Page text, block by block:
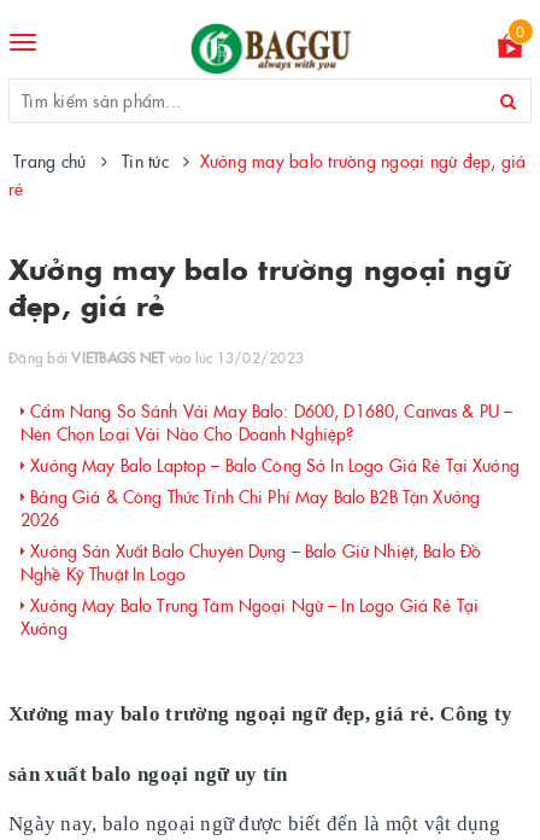
Toggle
0
Trang chủ Tin tức
Xưởng may balo trường ngoại ngữ đẹp, giá
rẻ
Xưởng may balo trường ngoại ngữ
đẹp, giá rẻ
Đăng bởiVIETBAGS NETvào lúc 13/02/2023
Cẩm Nang So Sánh Vải May Balo: D600, D1680, Canvas & PU –
Nên Chọn Loại Vải Nào Cho Doanh Nghiệp?
Xưởng May Balo Laptop – Balo Công Sở In Logo Giá Rẻ Tại Xưởng
Bảng Giá & Công Thức Tính Chi Phí May Balo B2B Tận Xưởng
2026
Xưởng Sản Xuất Balo Chuyên Dụng – Balo Giữ Nhiệt, Balo Đồ
Nghề Kỹ Thuật In Logo
Xưởng May Balo Trung Tâm Ngoại Ngữ – In Logo Giá Rẻ Tại
Xưởng
Xưởng may balo trường ngoại ngữ đẹp, giá rẻ. Công ty
sản xuất balo ngoại ngữ uy tín
Ngày nay, balo ngoại ngữ được biết đến là một vật dụng